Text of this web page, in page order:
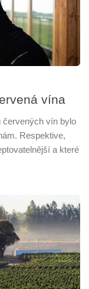
vína
červených vín bylo
Respektive,
a které